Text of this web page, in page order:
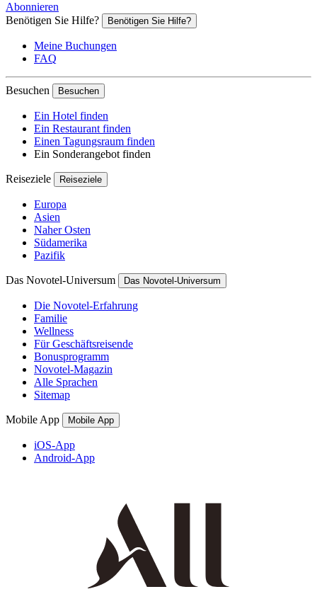
Abonnieren
Benötigen Sie Hilfe?
Benötigen Sie Hilfe?
Meine Buchungen
FAQ
Besuchen Besuchen
Ein Hotel finden
Ein Restaurant finden
Einen Tagungsraum finden
Ein Sonderangebot finden
Reiseziele Reiseziele
Europa
Asien
Naher Osten
Südamerika
Pazifik
Das Novotel-Universum Das Novotel-Universum
Die Novotel-Erfahrung
Familie
Wellness
Für Geschäftsreisende
Bonusprogramm
Novotel-Magazin
Alle Sprachen
Sitemap
Mobile App Mobile App
iOS-App
Android-App